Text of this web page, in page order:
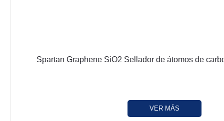
Spartan Graphene SiO2 Sellador de átomos de
VER MÁS